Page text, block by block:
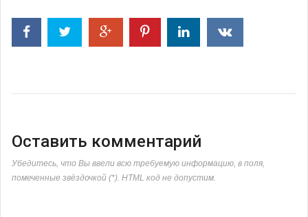
Оставить комментарий
Убедитесь, что Вы ввели всю требуемую информацию, в поля,
помеченные звёздочкой (*). HTML код не допустим.